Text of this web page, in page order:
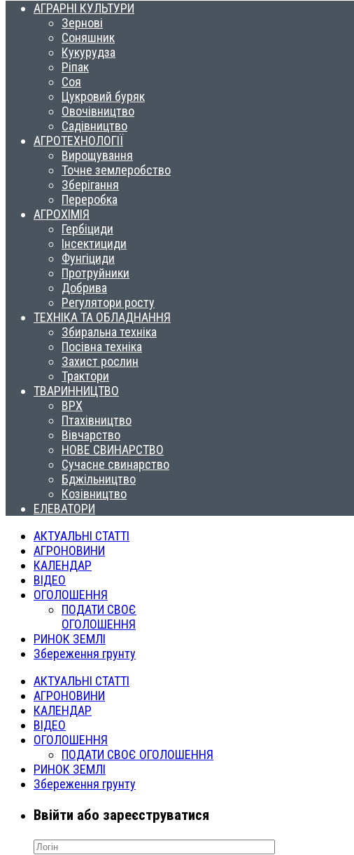
АГРАРНІ КУЛЬТУРИ
Зернові
Соняшник
Кукурудза
Ріпак
Соя
Цукровий буряк
Овочівництво
Садівництво
АГРОТЕХНОЛОГІЇ
Вирощування
Точне землеробство
Зберігання
Переробка
АГРОХІМІЯ
Гербіциди
Інсектициди
Фунгіциди
Протруйники
Добрива
Регулятори росту
ТЕХНІКА ТА ОБЛАДНАННЯ
Збиральна техніка
Посівна техніка
Захист рослин
Трактори
ТВАРИННИЦТВО
ВРХ
Птахівництво
Вівчарство
НОВЕ СВИНАРСТВО
Сучасне свинарство
Бджільництво
Козівництво
ЕЛЕВАТОРИ
АКТУАЛЬНІ СТАТТІ
АГРОНОВИНИ
КАЛЕНДАР
ВІДЕО
ОГОЛОШЕННЯ
ПОДАТИ СВОЄ
ОГОЛОШЕННЯ
РИНОК ЗЕМЛІ
Збереження грунту
АКТУАЛЬНІ СТАТТІ
АГРОНОВИНИ
КАЛЕНДАР
ВІДЕО
ОГОЛОШЕННЯ
ПОДАТИ СВОЄ ОГОЛОШЕННЯ
РИНОК ЗЕМЛІ
Збереження грунту
Ввійти або зареєструватися